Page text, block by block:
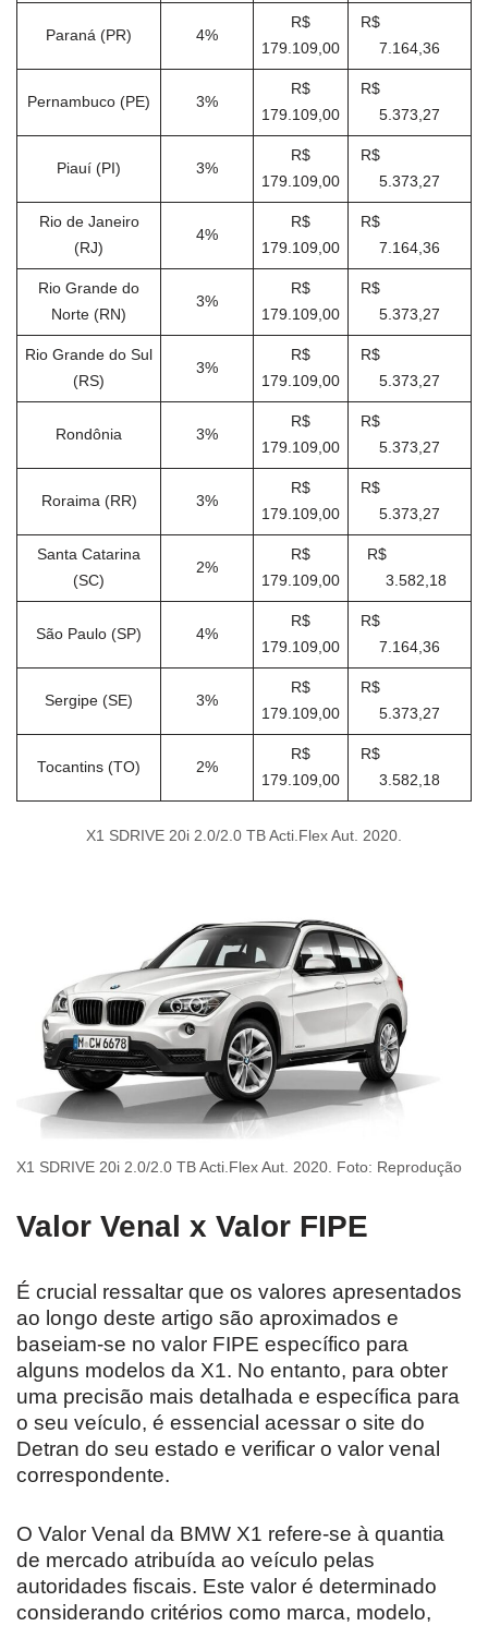
Paraná (PR) 4%
R$
179.109,00
R$
7.164,36
Pernambuco (PE) 3%
R$
179.109,00
R$
5.373,27
Piauí (PI) 3%
R$
179.109,00
R$
5.373,27
Rio de Janeiro
(RJ)
4%
R$
179.109,00
R$
7.164,36
Rio Grande do
Norte (RN)
3%
R$
179.109,00
R$
5.373,27
Rio Grande do Sul
(RS)
3%
R$
179.109,00
R$
5.373,27
Rondônia 3%
R$
179.109,00
R$
5.373,27
Roraima (RR) 3%
R$
179.109,00
R$
5.373,27
Santa Catarina
(SC)
2%
R$
179.109,00
R$
3.582,18
São Paulo (SP) 4%
R$
179.109,00
R$
7.164,36
Sergipe (SE) 3%
R$
179.109,00
R$
5.373,27
Tocantins (TO) 2%
R$
179.109,00
R$
3.582,18
X1 SDRIVE 20i 2.0/2.0 TB Acti.Flex Aut. 2020.
X1 SDRIVE 20i 2.0/2.0 TB Acti.Flex Aut. 2020. Foto: Reprodução
Valor Venal x Valor FIPE
É crucial ressaltar que os valores apresentados
ao longo deste artigo são aproximados e
baseiam-se no valor FIPE específico para
alguns modelos da X1. No entanto, para obter
uma precisão mais detalhada e específica para
o seu veículo, é essencial acessar o site do
Detran do seu estado e verificar o valor venal
correspondente.
O Valor Venal da BMW X1 refere-se à quantia
de mercado atribuída ao veículo pelas
autoridades fiscais. Este valor é determinado
considerando critérios como marca, modelo,